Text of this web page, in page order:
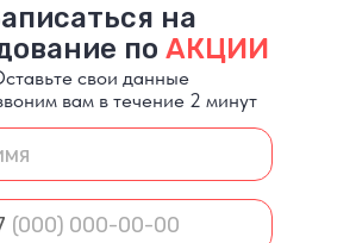
на
по АКЦИИ
свои данные
вам в течение 2 минут